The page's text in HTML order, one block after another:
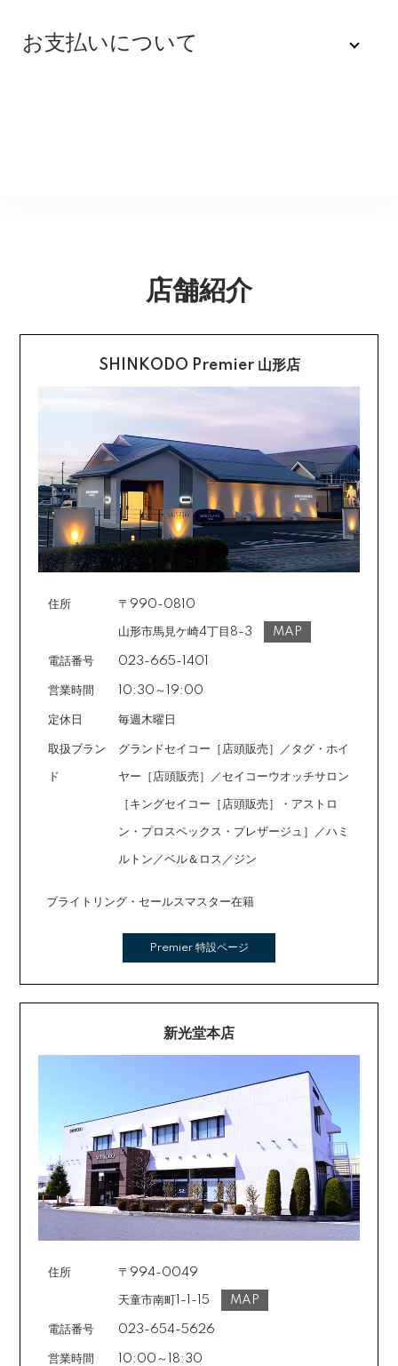
全品送料無料にてお届けいたします。
※配達時間を指定できない地域（郡部以下は時間指定不
配送・送料の詳細はこちら
不良品
不良品に該当する場合は当方で負担いたします。返送希
知らせいたしますので、その後着払いでお送りくださ
返品の詳細はこちら
お支払いについて
カード不要の分割払い 【無金利で最大
60回分割】
《ショッピングクレジット》
ご注文受付メールにあわせて、お手続き用のURLをEメ
ールまたはショートメールにてお送りいたします。必要
事項をご入力の上、お手続きをお願いいたします。分割
回数は基本的に10～60回の中からお選びいただきま
場合によっては2～6回も可能ですのでご希望のお客様は
ご注文時に備考欄でお知らせください。※ショッピングク
店舗紹介
SHINKODO Premier 山形店
住所 〒990-0810
山形市馬見ケ崎4丁目8-3 MAP
電話番号 023-665-1401
営業時間 10:30～19:00
定休日 毎週木曜日
取扱ブラン
ド
グランドセイコー［店頭販売］／タグ・ホイ
ヤー［店頭販売］／セイコーウオッチサロン
［キングセイコー［店頭販売］・アストロ
ン・プロスペックス・プレザージュ］／ハミ
ルトン／ベル＆ロス／ジン
ブライトリング・セールスマスター在籍
Premier 特設ページ
新光堂本店
住所 〒994-0049
天童市南町1-1-15 MAP
電話番号 023-654-5626
営業時間 10:00～18:30